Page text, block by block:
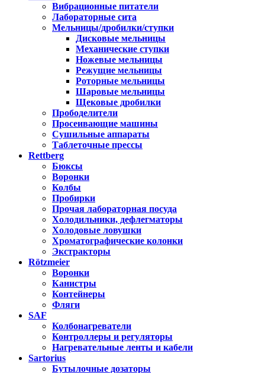
Вибрационные питатели
Лабораторные сита
Мельницы/дробилки/ступки
Дисковые мельницы
Механические ступки
Ножевые мельницы
Режущие мельницы
Роторные мельницы
Шаровые мельницы
Щековые дробилки
Прободелители
Просеивающие машины
Сушильные аппараты
Таблеточные прессы
Rettberg
Бюксы
Воронки
Колбы
Пробирки
Прочая лабораторная посуда
Холодильники, дефлегматоры
Холодовые ловушки
Хроматографические колонки
Экстракторы
Rötzmeier
Воронки
Канистры
Контейнеры
Фляги
SAF
Колбонагреватели
Контроллеры и регуляторы
Нагревательные ленты и кабели
Sartorius
Бутылочные дозаторы